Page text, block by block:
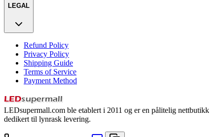
LEGAL
Refund Policy
Privacy Policy
Shipping Guide
Terms of Service
Payment Method
LEDsupermall.com ble etablert i 2011 og er en pålitelig nettbutikk
dedikert til lynrask levering.